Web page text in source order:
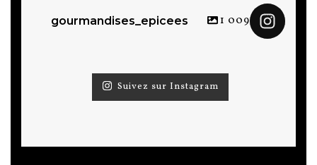
gourmandises_epicees 1 009
Suivez sur Instagram